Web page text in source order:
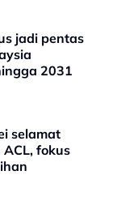
jadi pentas
2031
selamat
fokus